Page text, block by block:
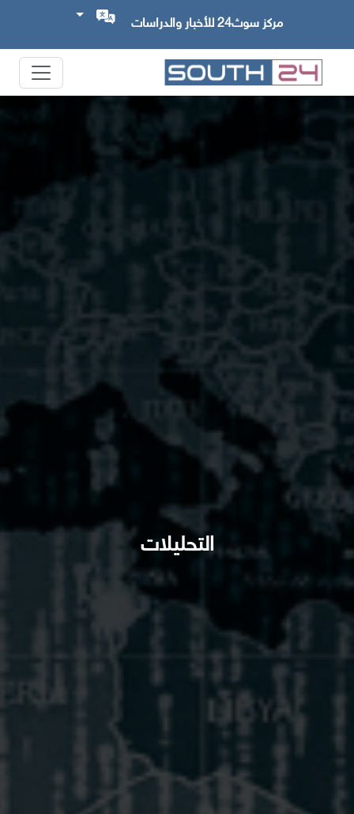
مركز سوث24 للأخبار والدراسات
التحليلات